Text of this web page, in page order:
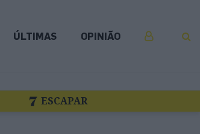
ÚLTIMAS OPINIÃO
ESCAPAR